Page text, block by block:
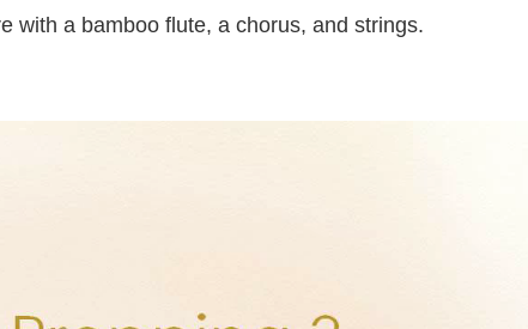
with a bamboo flute, a chorus, and strings.